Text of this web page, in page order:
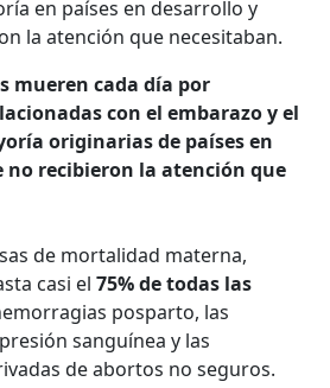
en países en desarrollo y
la atención que necesitaban.
mueren cada día por
con el embarazo y el
originarias de países en
no recibieron la atención que
de mortalidad materna,
casi el 75% de todas las
posparto, las
sanguínea y las
de abortos no seguros.